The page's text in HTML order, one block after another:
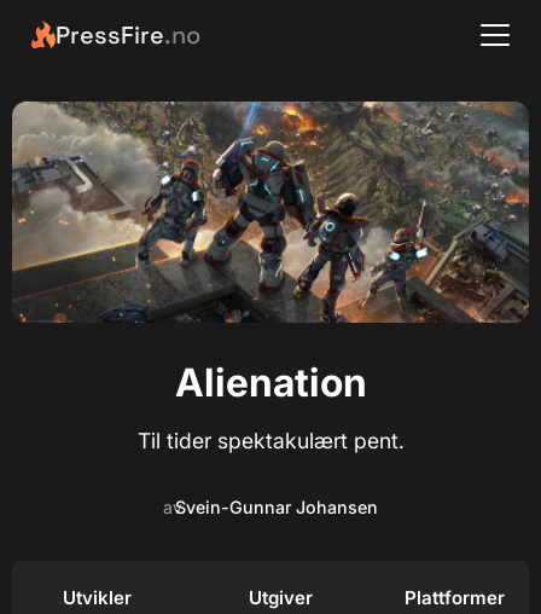
PressFire.no
Alienation
Til tider spektakulært pent.
avSvein-Gunnar Johansen
Utvikler
Utgiver
Plattformer